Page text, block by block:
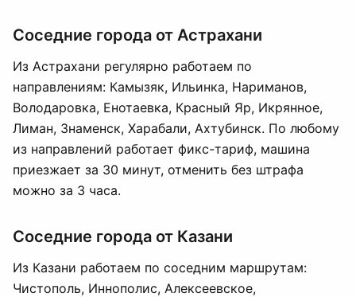
Соседние города от Астрахани
Из Астрахани регулярно работаем по
направлениям: Камызяк, Ильинка, Нариманов,
Володаровка, Енотаевка, Красный Яр, Икрянное,
Лиман, Знаменск, Харабали, Ахтубинск. По любому
из направлений работает фикс-тариф, машина
приезжает за 30 минут, отменить без штрафа
можно за 3 часа.
Соседние города от Казани
Из Казани работаем по соседним маршрутам:
Чистополь, Иннополис, Алексеевское,